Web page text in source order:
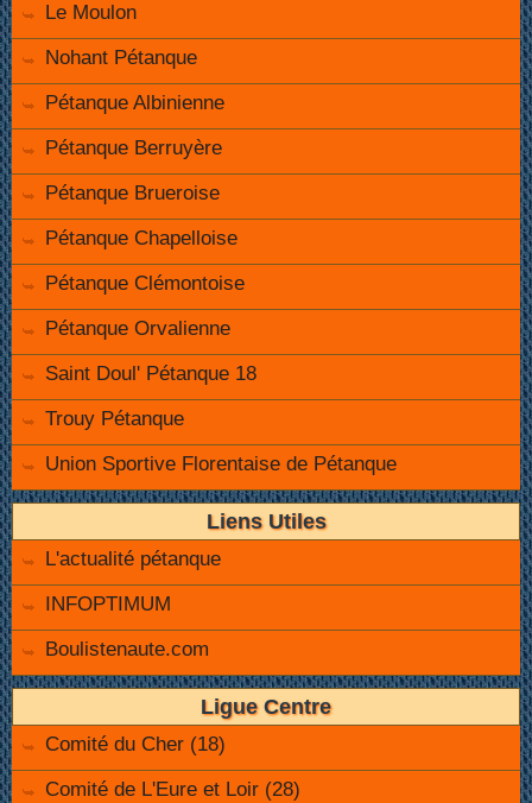
Le Moulon
Nohant Pétanque
Pétanque Albinienne
Pétanque Berruyère
Pétanque Brueroise
Pétanque Chapelloise
Pétanque Clémontoise
Pétanque Orvalienne
Saint Doul' Pétanque 18
Trouy Pétanque
Union Sportive Florentaise de Pétanque
Liens Utiles
L'actualité pétanque
INFOPTIMUM
Boulistenaute.com
Ligue Centre
Comité du Cher (18)
Comité de L'Eure et Loir (28)